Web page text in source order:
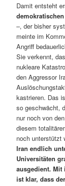
Damit entsteht
–, der bisher
meinte im
Angriff
Sie verkennt,
nukleare
den Aggressor
kastrieren. Das
so geschwächt,
nur noch von
diesem
noch
Iran endlich
Universitäten
ausgedient.
ist klar, dass